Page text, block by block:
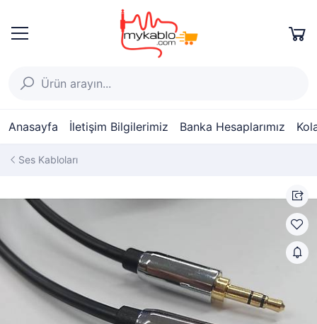
Anasayfa İletişim Bilgilerimiz Banka Hesaplarımız
Ses Kabloları